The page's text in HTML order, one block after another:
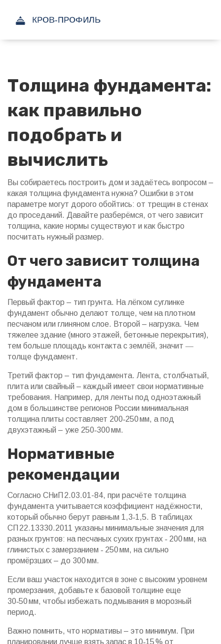
Толщина фундамента:
как правильно
подобрать и
вычислить
Вы собираетесь построить дом и задаётесь вопросом –
какая толщина фундамента нужна? Ошибки в этом
параметре могут дорого обойтись: от трещин в стенах
до проседаний. Давайте разберёмся, от чего зависит
толщина, какие нормы существуют и как быстро
посчитать нужный размер.
От чего зависит толщина
фундамента
Первый фактор – тип грунта. На лёгком суглинке
фундамент обычно делают толще, чем на плотном
песчаном или глиняном слое. Второй – нагрузка. Чем
тяжелее здание (много этажей, бетонные перекрытия),
тем больше площадь контакта с землёй, значит ―
толще фундамент.
Третий фактор – тип фундамента. Лента, столбчатый,
плита или свайный – каждый имеет свои нормативные
требования. Например, для ленты под одноэтажный
дом в большинстве регионов России минимальная
толщина плиты составляет 200‑250 мм, а под
двухэтажный – уже 250‑300 мм.
Нормативные
рекомендации
Согласно СНиП 2.03.01-84, при расчёте толщина
фундамента учитывается коэффициент надёжности,
который обычно берут равным 1,3‑1,5. В таблицах
СП 22.13330.2011 указаны минимальные значения для
разных грунтов: на песчаных сухих грунтах ‑ 200 мм, на
глинистых с замерзанием ‑ 250 мм, на сильно
промёрзших – до 300 мм.
Если ваш участок находится в зоне с высоким уровнем
промерзания, добавьте к базовой толщине еще
30‑50 мм, чтобы избежать подмывания в морозный
период.
Важно помнить, что нормативы – это минимум. При
планировании лучше взять запас в 10‑15 % от